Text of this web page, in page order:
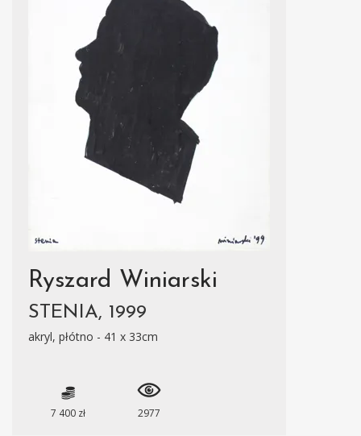
Ryszard Winiarski
STENIA, 1999
akryl, płótno - 41 x 33cm
7 400 zł 2977